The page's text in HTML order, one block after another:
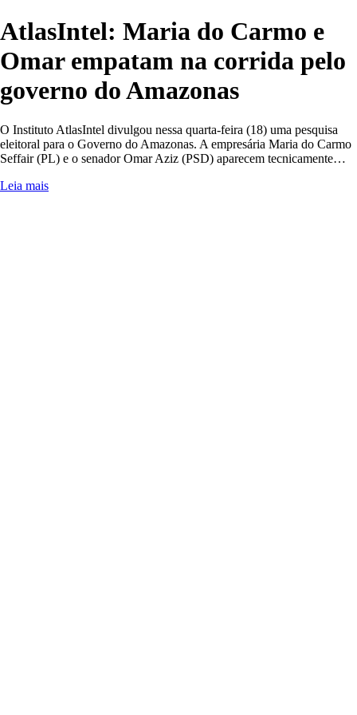
AtlasIntel: Maria do Carmo e
Omar empatam na corrida pelo
governo do Amazonas
O Instituto AtlasIntel divulgou nessa quarta-feira (18) uma pesquisa
eleitoral para o Governo do Amazonas. A empresária Maria do Carmo
Seffair (PL) e o senador Omar Aziz (PSD) aparecem tecnicamente…
Leia mais